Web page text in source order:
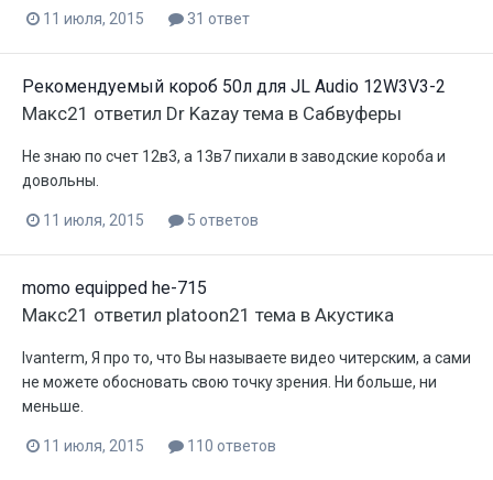
11 июля, 2015 31 ответ
Рекомендуемый короб 50л для JL Audio 12W3V3-2
Макс21 ответил Dr Kazay тема в Сабвуферы
Не знаю по счет 12в3, а 13в7 пихали в заводские короба и
довольны.
11 июля, 2015 5 ответов
momo equipped he-715
Макс21 ответил platoon21 тема в Акустика
Ivanterm, Я про то, что Вы называете видео читерским, а сами
не можете обосновать свою точку зрения. Ни больше, ни
меньше.
11 июля, 2015 110 ответов